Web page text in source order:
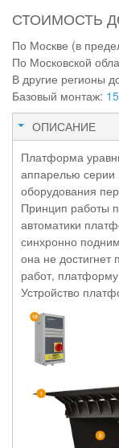
СТОИМОСТЬ
По Москве (в
По Московской
В другие регионы
Базовый монтаж:
ОПИСАНИЕ
Платформа
аппарелью серии
оборудования
Принцип работы
автоматики
синхронно
она не достигнет
работ,
Устройство